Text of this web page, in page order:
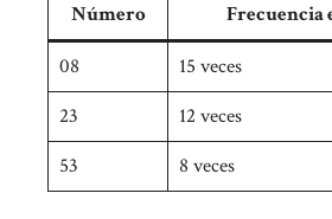
Número Frecuencia
08
15 veces
23
12 veces
53
8 veces